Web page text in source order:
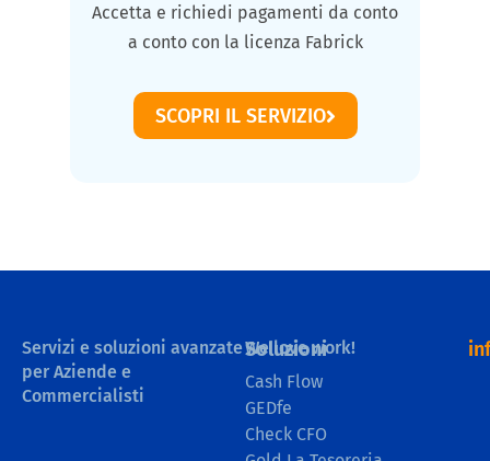
Accetta e richiedi pagamenti da conto
a conto con la licenza Fabrick
SCOPRI IL SERVIZIO
Servizi e soluzioni avanzate
per Aziende e
Commercialisti
We love work!
Soluzioni
Cash Flow
GEDfe
Check CFO